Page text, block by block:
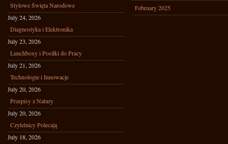
Stylowe Święta Narodowe
July 24, 2026
Diagnostyka i Elektronika
July 23, 2026
Lunchboxy i Posiłki do Pracy
July 21, 2026
Technologie i Innowacje
July 20, 2026
Przepisy z Natury
July 20, 2026
Czytelnicy Polecają
July 18, 2026
February 2025